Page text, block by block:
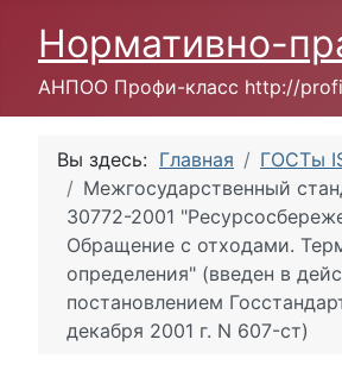
Нормативно-
АНПОО Профи-класс http://
Вы здесь: Главная ГОСТы
Межгосударственный
30772-2001
Обращение с отходами.
определения" (введен в
постановлением
декабря 2001 г. N 607-ст)